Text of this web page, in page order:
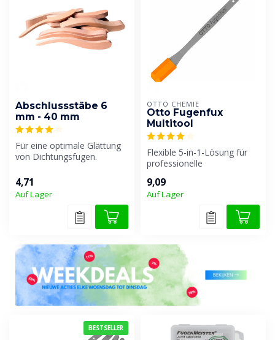
Abschlussstäbe 6
mm - 40 mm
Für eine optimale Glättung
von Dichtungsfugen.
4,71
Auf Lager
OTTO CHEMIE
Otto Fugenfux
Multitool
Flexible 5-in-1-Lösung für
professionelle
einfach mit dem...
9,09
Auf Lager
BESTSELLER